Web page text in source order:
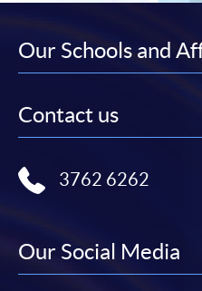
子郵件帳戶。請保留
法例規定外，一切已
如須甄選入學，則正
請者是否獲取錄。落
Our Schools and
Contact us
3762 6262
Our Social Media